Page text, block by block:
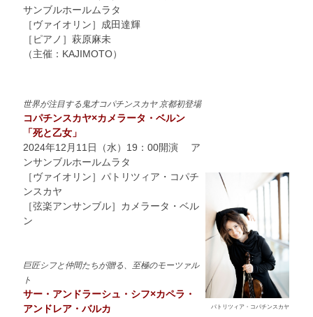
サンブルホールムラタ
［ヴァイオリン］成田達輝
［ピアノ］萩原麻未
（主催：KAJIMOTO）
世界が注目する鬼才コパチンスカヤ 京都初登場
コパチンスカヤ×カメラータ・ベルン
「死と乙女」
2024年12月11日（水）19：00開演 ア
ンサンブルホールムラタ
［ヴァイオリン］パトリツィア・コパチ
ンスカヤ
［弦楽アンサンブル］カメラータ・ベル
ン
巨匠シフと仲間たちが贈る、至極のモーツァル
ト
サー・アンドラーシュ・シフ×カペラ・
アンドレア・バルカ
パトリツィア・コパチンスカヤ